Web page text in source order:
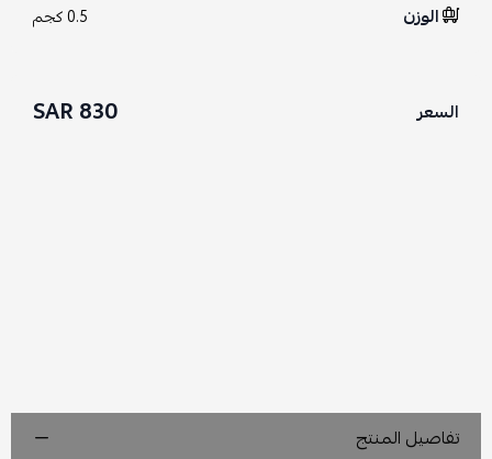
الوزن 0.5 كجم
السعر 830 SAR
تفاصيل المنتج